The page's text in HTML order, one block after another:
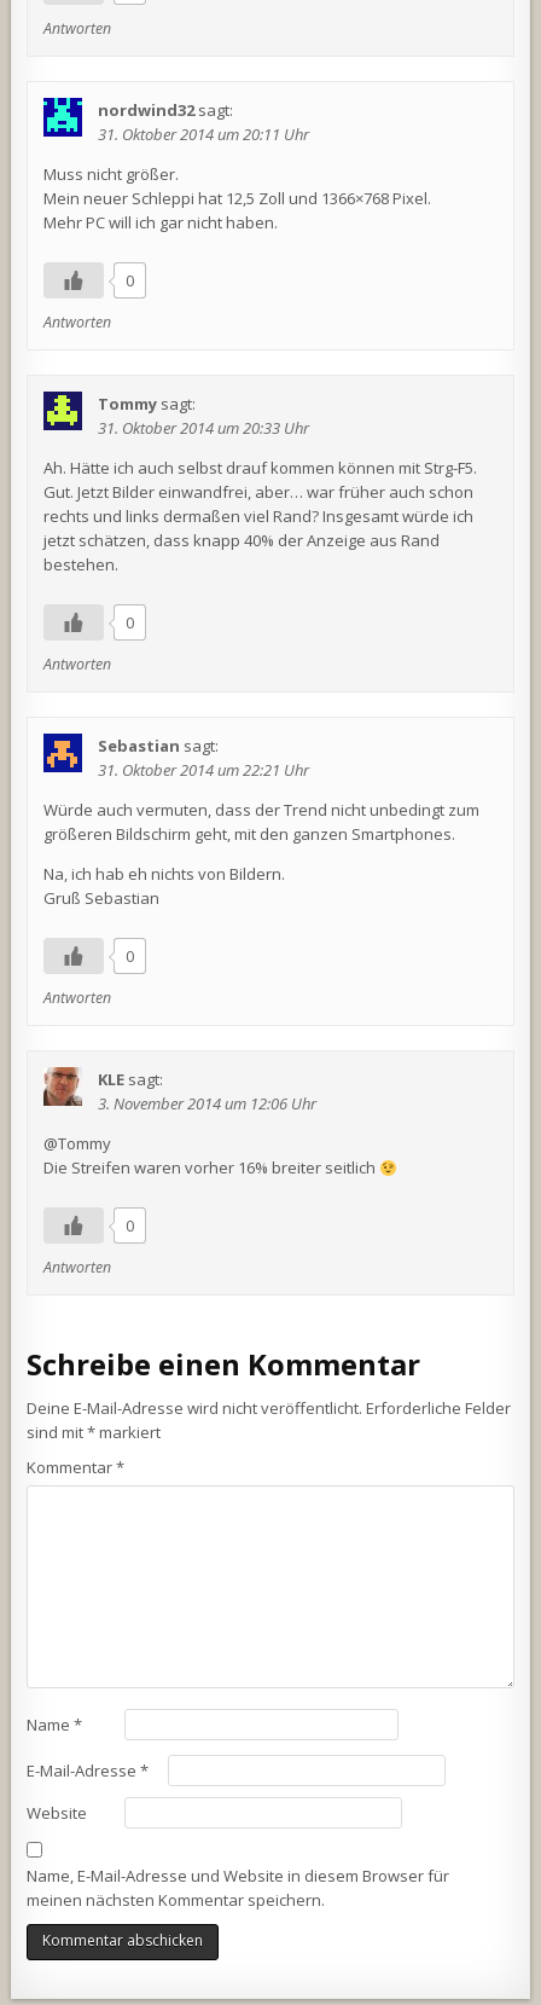
Antworten
nordwind32sagt:
31. Oktober 2014 um 20:11 Uhr
Muss nicht größer.
Mein neuer Schleppi hat 12,5 Zoll und 1366×768 Pixel.
Mehr PC will ich gar nicht haben.
0
Antworten
Tommy sagt:
31. Oktober 2014 um 20:33 Uhr
Ah. Hätte ich auch selbst drauf kommen können mit Strg-F5.
Gut. Jetzt Bilder einwandfrei, aber… war früher auch schon
rechts und links dermaßen viel Rand? Insgesamt würde ich
jetzt schätzen, dass knapp 40% der Anzeige aus Rand
bestehen.
0
Antworten
Sebastian sagt:
31. Oktober 2014 um 22:21 Uhr
Würde auch vermuten, dass der Trend nicht unbedingt zum
größeren Bildschirm geht, mit den ganzen Smartphones.
Na, ich hab eh nichts von Bildern.
Gruß Sebastian
0
Antworten
KLE sagt:
3. November 2014 um 12:06 Uhr
@Tommy
Die Streifen waren vorher 16% breiter seitlich
0
Antworten
Schreibe einen Kommentar
Deine E-Mail-Adresse wird nicht veröffentlicht. Erforderliche Felder
sind mit*markiert
Kommentar*
Name*
E-Mail-Adresse*
Website
Name, E-Mail-Adresse und Website in diesem Browser für
meinen nächsten Kommentar speichern.